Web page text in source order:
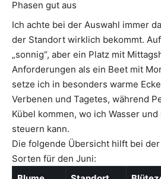
Phasen gut aus
Ich achte bei der Auswahl immer
der Standort wirklich bekommt.
„sonnig“, aber ein Platz mit
Anforderungen als ein Beet mit
setze ich in besonders warme
Verbenen und Tagetes, während
Kübel kommen, wo ich Wasser
steuern kann.
Die folgende Übersicht hilft bei
Sorten für den Juni: